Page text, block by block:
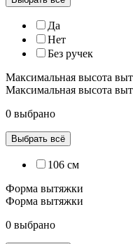
Да
Нет
Без ручек
Максимальная высота
Максимальная высота
0 выбрано
Выбрать всё
106 см
Форма вытяжки
Форма вытяжки
0 выбрано